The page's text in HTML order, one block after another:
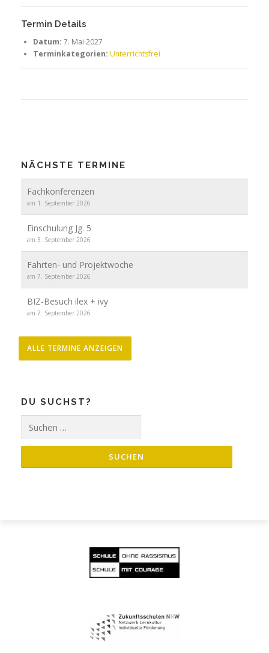
Termin Details
Datum: 7. Mai 2027
Terminkategorien: Unterrichtsfrei
NÄCHSTE TERMINE
Fachkonferenzen
am 1. September 2026
Einschulung Jg. 5
am 3. September 2026
Fahrten- und Projektwoche
am 7. September 2026
BIZ-Besuch ilex + ivy
am 7. September 2026
ALLE TERMINE ANZEIGEN
DU SUCHST?
nach: